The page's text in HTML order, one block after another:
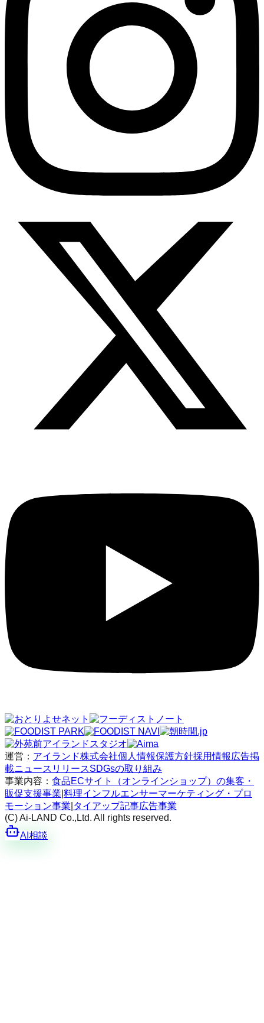
運営： アイランド株式会社個人情報保護方針採用情報 広告掲
載ニュースリリースSDGsの取り組み
事業内容： 食品ECサイト（オンラインショップ）の集客・
販促支援事業 料理インフルエンサーマーケティング・プロ
モーション事業 タイアップ記事広告事業
(C) Ai-LAND Co.,Ltd. All rights reserved.
AI相談